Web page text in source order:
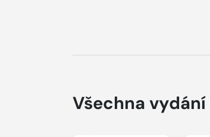
Všechna vydání